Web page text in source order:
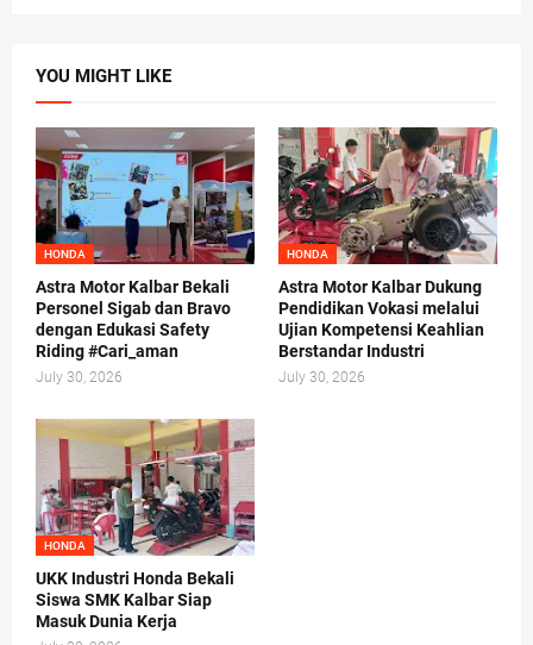
YOU MIGHT LIKE
HONDA
Astra Motor Kalbar Bekali
Personel Sigab dan Bravo
dengan Edukasi Safety
Riding #Cari_aman
July 30, 2026
HONDA
Astra Motor Kalbar Dukung
Pendidikan Vokasi melalui
Ujian Kompetensi Keahlian
Berstandar Industri
July 30, 2026
HONDA
UKK Industri Honda Bekali
Siswa SMK Kalbar Siap
Masuk Dunia Kerja